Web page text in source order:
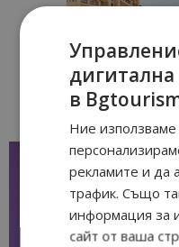
в
Ние използваме
рекламите и да
трафик. Също
информация за
сайт от ваша